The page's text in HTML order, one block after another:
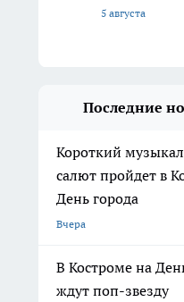
5 августа
Последние
Короткий
салют пройдет в
День города
Вчера
В Костроме на
ждут поп-звезду